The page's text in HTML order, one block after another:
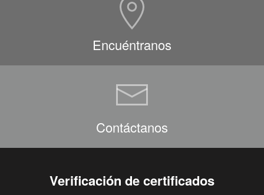
Encuéntranos
Contáctanos
Verificación de certificados